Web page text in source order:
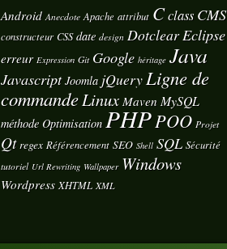
Android Anecdote Apache attribut Cclass CMS
constructeur CSS date design DotclearEclipse
erreur Expression Git Google héritage Java
Javascript Joomla jQueryLigne de
commandeLinux Maven MySQL
méthode Optimisation PHPPOO Projet
Qt regex Référencement SEO Shell SQL Sécurité
tutoriel Url Rewriting Wallpaper Windows
Wordpress XHTML XML